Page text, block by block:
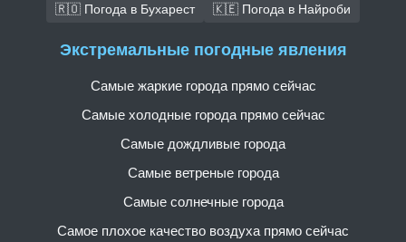
🇷🇴 Погода в Бухарест
🇰🇪 Погода в Найроби
Экстремальные погодные явления
Самые жаркие города прямо сейчас
Самые холодные города прямо сейчас
Самые дождливые города
Самые ветреные города
Самые солнечные города
Самое плохое качество воздуха прямо сейчас